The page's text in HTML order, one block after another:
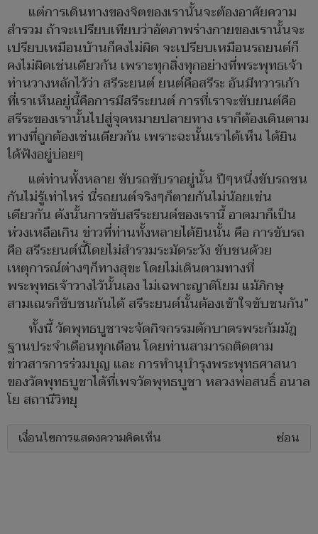
แต่การเดินทางของจิตของเรานั้นจะต้องอาศัยความ
สำรวม ถ้าจะเปรียบเทียบว่าอัตภาพร่างกายของเรานั้นจะ
เปรียบเหมือนบ้านก็คงไม่ผิด จะเปรียบเหมือนรถยนต์ก็
คงไม่ผิดเช่นเดียวกัน เพราะทุกสิ่งทุกอย่างที่พระพุทธเจ้า
ท่านวางหลักไว้ว่า สรีระยนต์ ยนต์คือสรีระ อันมีทวารเก้า
ที่เราเห็นอยู่นี้คือการมีสรีระยนต์ การที่เราจะขับยนต์คือ
สรีระของเรานั้นไปสู่จุดหมายปลายทาง เราก็ต้องเดินตาม
ทางที่ถูกต้องเช่นเดียวกัน เพราะฉะนั้นเราได้เห็น ได้ยิน
ได้ฟังอยู่บ่อยๆ
แต่ท่านทั้งหลาย ขับรถขับราอยู่นั้น ปีๆหนึ่งขับรถชน
กันไม่รู้เท่าไหร่ นี่รถยนต์จริงๆก็ตายกันไม่น้อยเช่น
เดียวกัน ดังนั้นการขับสรีระยนต์ของเรานี้ อาตมาก็เป็น
ห่วงเหลือเกิน ข่าวที่ท่านทั้งหลายได้ยินนั้น คือ การขับรถ
คือ สรีระยนต์นี้โดยไม่สำรวมระมัดระวัง ขับชนด้วย
เหตุการณ์ต่างๆก็ทางสุขะ โดยไม่เดินตามทางที่
พระพุทธเจ้าวางไว้นั้นเอง ไม่เฉพาะญาติโยม แม้ภิกษุ
สามเณรก็ขับชนกันได้ สรีระยนต์นั้นต้องเข้าใจขับชนกัน”
ทั้งนี้ วัดพุทธบูชาจะจัดกิจกรรมตักบาตรพระกัมมัฎ
ฐานประจำเดือนทุกเดือน โดยท่านสามารถติดตาม
ข่าวสารการร่วมบุญ และ การทำนุบำรุงพระพุทธศาสนา
ของวัดพุทธบูชาได้ที่เพจวัดพุทธบูชา หลวงพ่อสนธิ์ อนาล
โย สถานีวิทยุ
เงื่อนไขการแสดงความคิดเห็น ซ่อน